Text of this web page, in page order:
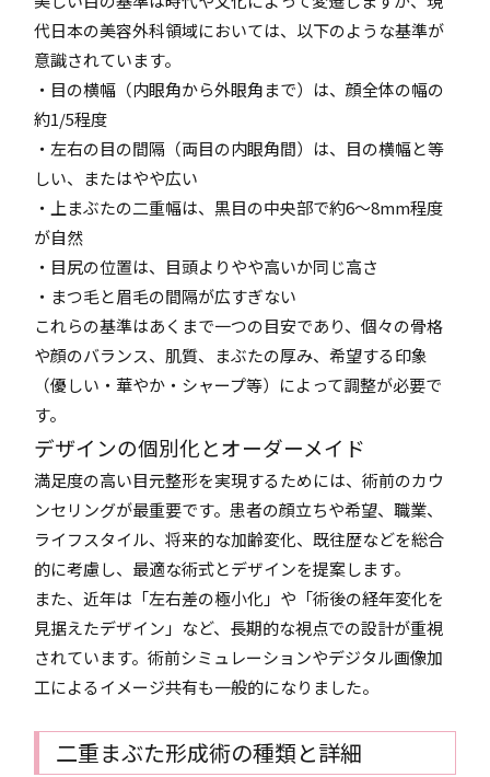
代日本の美容外科領域においては、以下のような基準が
意識されています。
・目の横幅（内眼角から外眼角まで）は、顔全体の幅の
約1/5程度
・左右の目の間隔（両目の内眼角間）は、目の横幅と等
しい、またはやや広い
・上まぶたの二重幅は、黒目の中央部で約6～8mm程度
が自然
・目尻の位置は、目頭よりやや高いか同じ高さ
・まつ毛と眉毛の間隔が広すぎない
これらの基準はあくまで一つの目安であり、個々の骨格
や顔のバランス、肌質、まぶたの厚み、希望する印象
（優しい・華やか・シャープ等）によって調整が必要で
す。
デザインの個別化とオーダーメイド
満足度の高い目元整形を実現するためには、術前のカウ
ンセリングが最重要です。患者の顔立ちや希望、職業、
ライフスタイル、将来的な加齢変化、既往歴などを総合
的に考慮し、最適な術式とデザインを提案します。
また、近年は「左右差の極小化」や「術後の経年変化を
見据えたデザイン」など、長期的な視点での設計が重視
されています。術前シミュレーションやデジタル画像加
工によるイメージ共有も一般的になりました。
二重まぶた形成術の種類と詳細